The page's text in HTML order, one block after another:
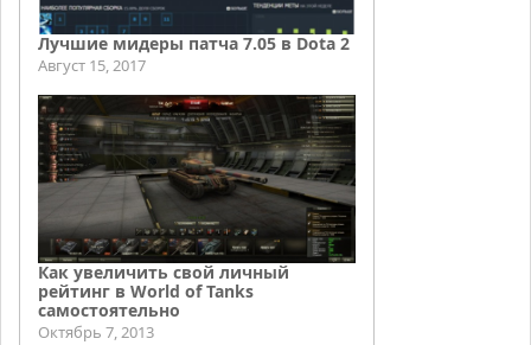
Лучшие мидеры патча 7.05 в Dota 2
Август 15, 2017
Как увеличить свой личный
рейтинг в World of Tanks
самостоятельно
Октябрь 7, 2013